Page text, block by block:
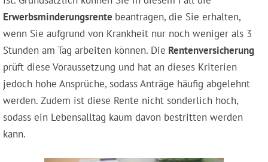
Erwerbsminderungsrente beantragen, die Sie erhalten,
wenn Sie aufgrund von Krankheit nur noch weniger als 3
Stunden am Tag arbeiten können. Die Rentenversicherung
prüft diese Voraussetzung und hat an dieses Kriterien
jedoch hohe Ansprüche, sodass Anträge häufig abgelehnt
werden. Zudem ist diese Rente nicht sonderlich hoch,
sodass ein Lebensalltag kaum davon bestritten werden
kann.